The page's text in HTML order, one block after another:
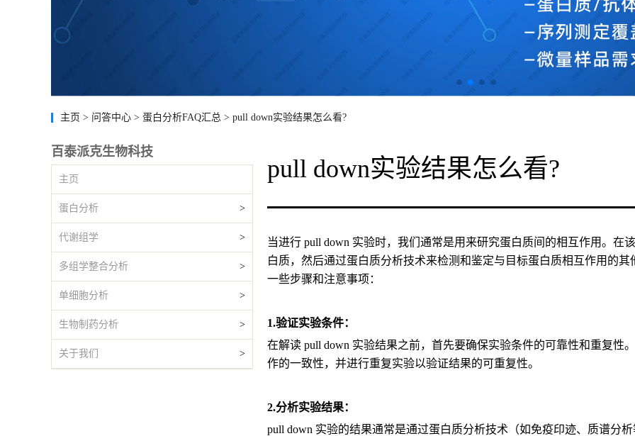
主页 > 问答中心 > 蛋白分析FAQ汇总 > pull down实验结果怎么看?
百泰派克生物科技
主页
蛋白分析 >
代谢组学 >
多组学整合分析 >
单细胞分析 >
生物制药分析 >
关于我们 >
pull down实验结果怎么看?
当进行 pull down 实验时，我们通常是用来研究蛋白质间的相互作用。在
白质，然后通过蛋白质分析技术来检测和鉴定与目标蛋白质相互作用的
一些步骤和注意事项：
1.验证实验条件：
在解读 pull down 实验结果之前，首先要确保实验条件的可靠性和重复性
作的一致性，并进行重复实验以验证结果的可重复性。
2.分析实验结果：
pull down 实验的结果通常是通过蛋白质分析技术（如免疫印迹、质谱分